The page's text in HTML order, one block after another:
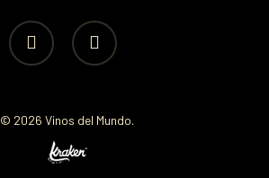
facebook instagram
© 2026 Vinos del Mundo.